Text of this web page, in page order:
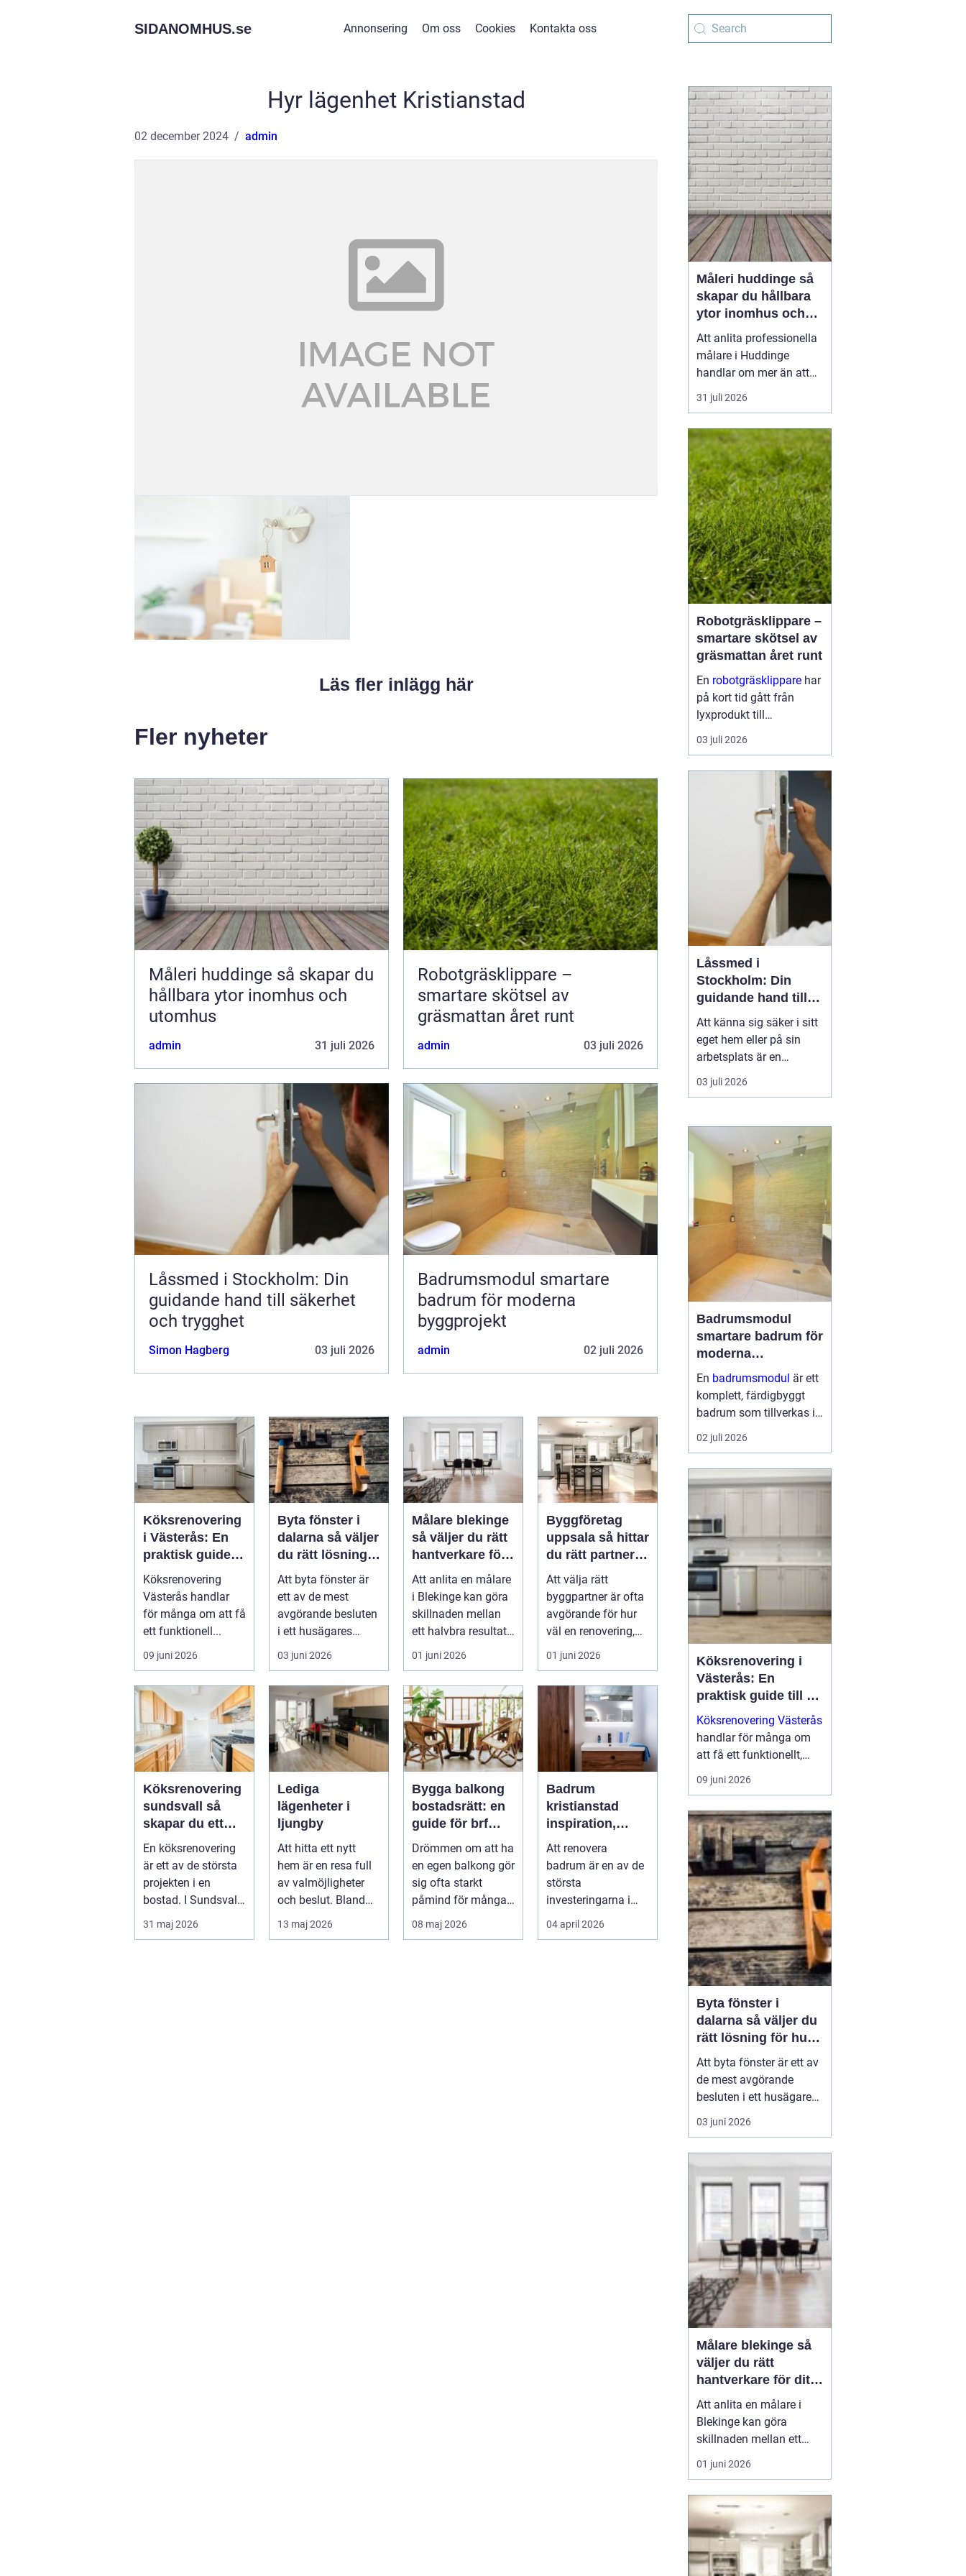
SIDANOMHUS.se Annonsering Om oss Cookies Kontakta oss
Hyr lägenhet Kristianstad
02 december 2024 admin
Läs fler inlägg här
Fler nyheter
Måleri huddinge så skapar du
hållbara ytor inomhus och
utomhus
admin 31 juli 2026
Robotgräsklippare –
smartare skötsel av
gräsmattan året runt
admin 03 juli 2026
Låssmed i Stockholm: Din
guidande hand till säkerhet
och trygghet
Simon Hagberg 03 juli 2026
Badrumsmodul smartare
badrum för moderna
byggprojekt
admin 02 juli 2026
Köksrenovering
i Västerås: En
praktisk guide
till ett lyckat
projekt
Köksrenovering
Västerås handlar
för många om att få
ett funktionell...
09 juni 2026
Byta fönster i
dalarna så väljer
du rätt lösning
för hus och
klimat
Att byta fönster är
ett av de mest
avgörande besluten
i ett husägares
livscykel med sitt
hem. Rätt f...
03 juni 2026
Målare blekinge
så väljer du rätt
hantverkare för
ditt projekt
Att anlita en målare
i Blekinge kan göra
skillnaden mellan
ett halvbra resultat
och ett hem eller
en...
01 juni 2026
Byggföretag
uppsala så hittar
du rätt partner
för renovering
och ombyggnad
Att välja rätt
byggpartner är ofta
avgörande för hur
väl en renovering,
ombyggnad eller
tillbyggnad ...
01 juni 2026
Köksrenovering
sundsvall så
skapar du ett
hållbart och
funktionellt kök
En köksrenovering
är ett av de största
projekten i en
bostad. I Sundsvall
handlar det ofta om
att ko...
31 maj 2026
Lediga
lägenheter i
ljungby
Att hitta ett nytt
hem är en resa full
av valmöjligheter
och beslut. Bland
småländska skogar
och sjö...
13 maj 2026
Bygga balkong
bostadsrätt: en
guide för brf
medlemmar
Drömmen om att ha
en egen balkong gör
sig ofta starkt
påmind för många
08 maj 2026
Badrum
kristianstad
inspiration,
planering och
smarta val
Att renovera
badrum är en av de
största
investeringarna i
hemmet. För många
i och runt
04 april 2026
Måleri huddinge så
skapar du hållbara
ytor inomhus och
utomhus
Att anlita professionella
målare i Huddinge
handlar om mer än att
bara få nya kulörer på
väggarna. Ett
måleriarbete skyddar
huset, höjer värdet på
bostaden och skapar en
vardagsmiljö som håller
länge. Med rätt
kompetens, bra
underarbete oc...
31 juli 2026
Robotgräsklippare –
smartare skötsel av
gräsmattan året runt
En robotgräsklippare har
på kort tid gått från
lyxprodukt till
vardagsverktyg i många
svenska trädgårdar. Den
03 juli 2026
Låssmed i
Stockholm: Din
guidande hand till
säkerhet och
trygghet
Att känna sig säker i sitt
eget hem eller på sin
arbetsplats är en
grundläggande del av
vår vardagliga trygghet.
ären låssmed i
Stockholm ofta...
03 juli 2026
Badrumsmodul
smartare badrum för
moderna
byggprojekt
En badrumsmodul är ett
komplett, färdigbyggt
badrum som tillverkas i
fabrik och levereras till
byggarbetsplatsen som
innehåller alla ytskikt,
inredning och l...
02 juli 2026
Köksrenovering i
Västerås: En
praktisk guide till ett
lyckat projekt
Köksrenovering Västerås
handlar för många om
att få ett funktionellt,
snyggt och hållbart kök
som håller i vardagen.
09 juni 2026
Byta fönster i
dalarna så väljer du
rätt lösning för hus
och klimat
Att byta fönster är ett av
de mest avgörande
besluten i ett husägares
livscykel med sitt hem.
Rätt fönster påverkar
ljusinsläpp och hur
huset upplevs både ute
och inne. I Dalarna ställs
dessutom högre krav än
på många andra pl...
03 juni 2026
Målare blekinge så
väljer du rätt
hantverkare för ditt
projekt
Att anlita en målare i
Blekinge kan göra
skillnaden mellan ett
halvbra resultat och ett
hem eller en lokal som
trivsam och hållbar över
tid. En skicklig målare
hjälper inte bara till med
själva målningen, utan
01 juni 2026